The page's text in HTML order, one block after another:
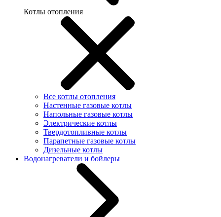
Котлы отопления
Все котлы отопления
Настенные газовые котлы
Напольные газовые котлы
Электрические котлы
Твердотопливные котлы
Парапетные газовые котлы
Дизельные котлы
Водонагреватели и бойлеры